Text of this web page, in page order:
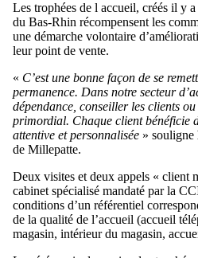
Les trophées de l accueil, créés il y
du Bas-Rhin récompensent les
une démarche volontaire
leur point de vente.
« C’est une bonne façon de se
permanence. Dans notre secteur
dépendance, conseiller les clients
primordial. Chaque client bénéficie
attentive et personnalisée » souligne
de Millepatte.
Deux visites et deux appels « client
cabinet spécialisé mandaté par la
conditions d’un référentiel
de la qualité de l’accueil (accueil
magasin, intérieur du magasin,